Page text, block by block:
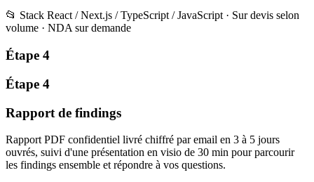
📂 Stack React / Next.js / TypeScript / JavaScript · Sur devis selon
volume · NDA sur demande
Étape 4
Étape 4
Rapport de findings
Rapport PDF confidentiel livré chiffré par email en 3 à 5 jours
ouvrés, suivi d'une présentation en visio de 30 min pour parcourir
les findings ensemble et répondre à vos questions.